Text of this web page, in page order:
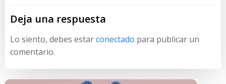
Deja una respuesta
Lo siento, debes estarconectado para publicar un
comentario.